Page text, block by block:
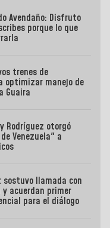
Avendaño: Disfruto
porque lo que
trenes de
optimizar manejo de
Guaira
Rodríguez otorgó
Venezuela" a
sostuvo llamada con
y acuerdan primer
para el diálogo